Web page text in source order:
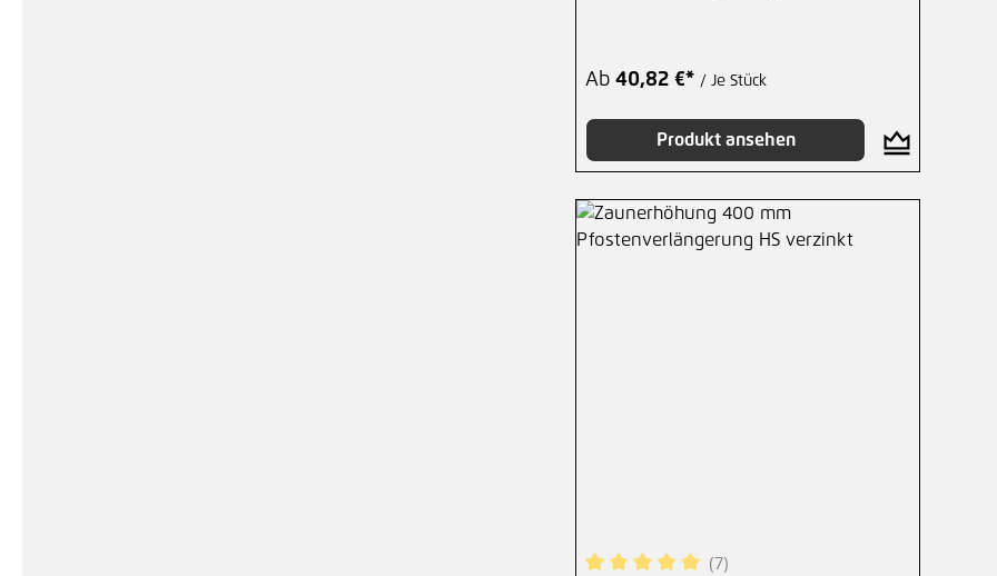
Ab 40,82 €* / Je Stück
Produkt ansehen
(7)